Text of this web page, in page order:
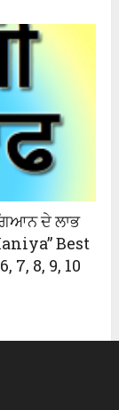
ਦੇ ਲਾਭ
Best
8, 9, 10